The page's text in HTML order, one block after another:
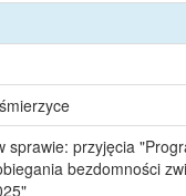
sprawie: przyjęcia
bezdomności